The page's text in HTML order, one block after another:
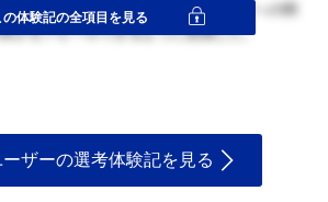
強みにしているライフワークバランスへの関
さをアピールできるように意識した。
の体験記の全項目を見る
ーザーの選考体験記を見る